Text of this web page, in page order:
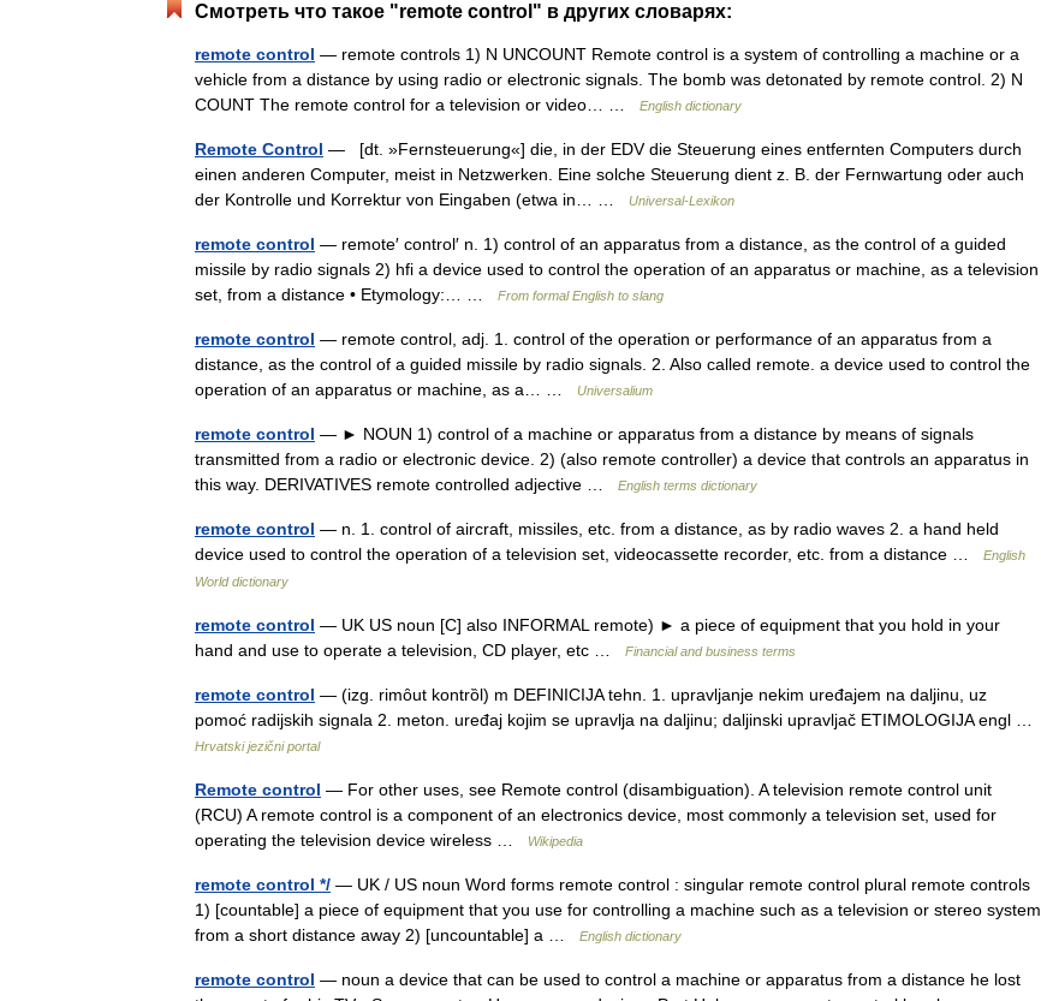
Смотреть что такое "remote control" в других словарях:
remote control — remote controls 1) N UNCOUNT Remote control is a system of controlling a machine or a
vehicle from a distance by using radio or electronic signals. The bomb was detonated by remote control. 2) N
COUNT The remote control for a television or video… …
English dictionary
Remote Control — [dt. »Fernsteuerung«] die, in der EDV die Steuerung eines entfernten Computers durch
einen anderen Computer, meist in Netzwerken. Eine solche Steuerung dient z. B. der Fernwartung oder auch
der Kontrolle und Korrektur von Eingaben (etwa in… …
Universal-Lexikon
remote control — remote′ control′ n. 1) control of an apparatus from a distance, as the control of a guided
missile by radio signals 2) hfi a device used to control the operation of an apparatus or machine, as a television
set, from a distance • Etymology:… …
From formal English to slang
remote control — remote control, adj. 1. control of the operation or performance of an apparatus from a
distance, as the control of a guided missile by radio signals. 2. Also called remote. a device used to control the
operation of an apparatus or machine, as a… …
Universalium
remote control — ► NOUN 1) control of a machine or apparatus from a distance by means of signals
transmitted from a radio or electronic device. 2) (also remote controller) a device that controls an apparatus in
this way. DERIVATIVES remote controlled adjective …
English terms dictionary
remote control — n. 1. control of aircraft, missiles, etc. from a distance, as by radio waves 2. a hand held
device used to control the operation of a television set, videocassette recorder, etc. from a distance …
English
World dictionary
remote control — UK US noun [C] also INFORMAL remote) ► a piece of equipment that you hold in your
hand and use to operate a television, CD player, etc …
Financial and business terms
remote control — (izg. rimȏut kontrȍl) m DEFINICIJA tehn. 1. upravljanje nekim uređajem na daljinu, uz
pomoć radijskih signala 2. meton. uređaj kojim se upravlja na daljinu; daljinski upravljač ETIMOLOGIJA engl …
Hrvatski jezični portal
Remote control — For other uses, see Remote control (disambiguation). A television remote control unit
(RCU) A remote control is a component of an electronics device, most commonly a television set, used for
operating the television device wireless …
Wikipedia
remote control */ — UK / US noun Word forms remote control : singular remote control plural remote controls
1) [countable] a piece of equipment that you use for controlling a machine such as a television or stereo system
from a short distance away 2) [uncountable] a …
English dictionary
remote control — noun a device that can be used to control a machine or apparatus from a distance he lost